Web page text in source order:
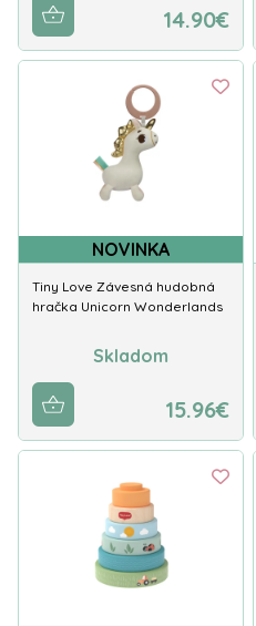
14.90€
NOVINKA
Tiny Love Závesná hudobná
hračka Unicorn Wonderlands
Skladom
15.96€